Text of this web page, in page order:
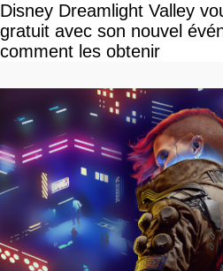
Disney Dreamlight Valley
gratuit avec son nouvel
comment les obtenir